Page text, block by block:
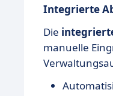
Integrierte
Die
manuelle